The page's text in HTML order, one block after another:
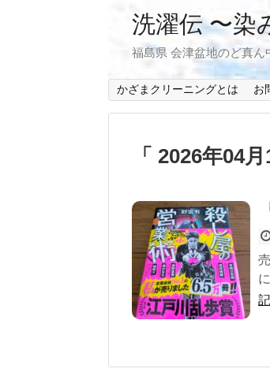
洗濯伝 〜染
福島県 会津盆地のど真
かざまクリーニングとは お
「 2026年04